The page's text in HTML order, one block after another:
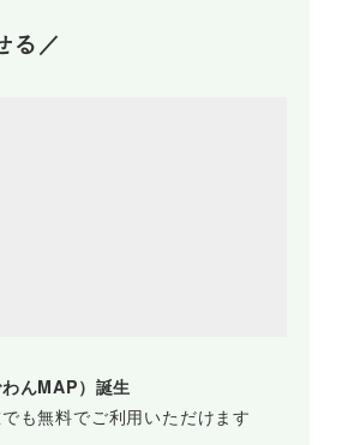
る／
んMAP）誕生
も無料でご利用いただけます